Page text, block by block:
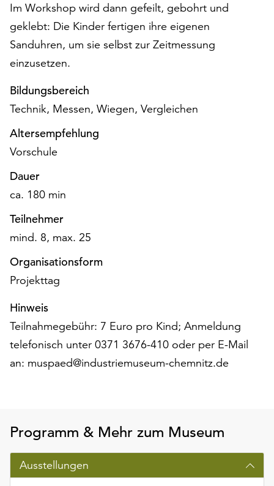
alle
Cookies
zu
akzeptieren.
Sie
können
Ihr
Einverständnis
jederzeit
ändern
und
widerrufen.
Dafür
steht
Ihnen
am
Ende
Seite
die
„Cookie-
Einstellungen“
zur
Verfügung.
Funktionale
Ihr
Einverständnis
weiterhin
ausgeführt.
Im Workshop wird dann gefeilt, gebohrt und
geklebt: Die Kinder fertigen ihre eigenen
Sanduhren, um sie selbst zur Zeitmessung
einzusetzen.
Bildungsbereich
Technik, Messen, Wiegen, Vergleichen
Altersempfehlung
Vorschule
Dauer
ca. 180 min
Teilnehmer
mind. 8, max. 25
Organisationsform
Projekttag
Hinweis
Teilnahmegebühr: 7 Euro pro Kind; Anmeldung
telefonisch unter 0371 3676-410 oder per E-Mail
an: muspaed@industriemuseum-chemnitz.de
Programm & Mehr zum Museum
Ausstellungen